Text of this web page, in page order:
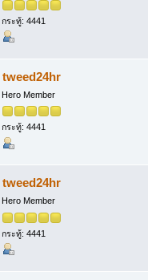
กระทู้: 4441
tweed24hr
Hero Member
กระทู้: 4441
tweed24hr
Hero Member
กระทู้: 4441